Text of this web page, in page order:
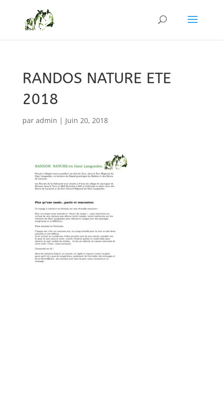
RANDOS NATURE ETE
2018
par admin | Juin 20, 2018